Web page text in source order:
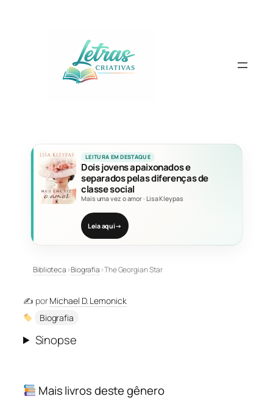
LEITURA EM DESTAQUE
Dois jovens apaixonados e
separados pelas diferenças de
classe social
Mais uma vez o amor· Lisa Kleypas
Leia aqui→
Biblioteca›Biografia›The Georgian Star
✍️ porMichael D. Lemonick
Biografia
Sinopse
Mais livros deste gênero